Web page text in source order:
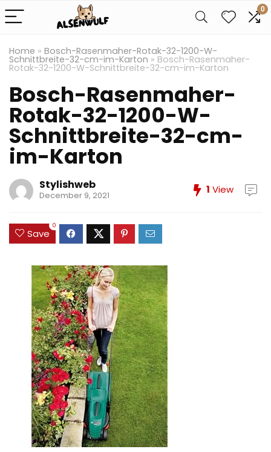
0
Home » Bosch-Rasenmaher-Rotak-32-1200-W-
Schnittbreite-32-cm-im-Karton » Bosch-Rasenmaher-
Rotak-32-1200-W-Schnittbreite-32-cm-im-Karton
Bosch-Rasenmaher-
Rotak-32-1200-W-
Schnittbreite-32-cm-
im-Karton
Stylishweb
December 9, 2021 1 View
Save
0